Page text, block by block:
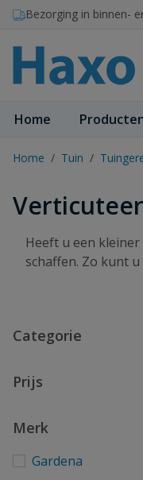
Ga naar de inhoud
Bezorging in binnen-
Home
Home / Tuin /
Heeft u een
schaffen. Zo kunt
Categorie
Prijs
Merk
Gardena